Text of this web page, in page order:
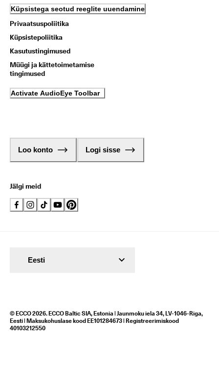
Küpsistega seotud reeglite uuendamine
Privaatsuspoliitika
Küpsistepoliitika
Kasutustingimused
Müügi ja kättetoimetamise
tingimused
Activate AudioEye Toolbar
Loo konto Logi sisse
Jälgi meid
© ECCO 2026. ECCO Baltic SIA, Estonia | Jaunmoku iela 34, LV-1046-Riga,
Eesti | Maksukohuslase kood EE101284673 | Registreerimiskood
40103212550
Eesti